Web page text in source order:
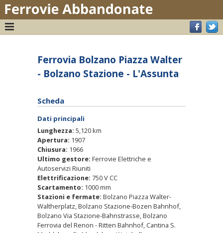
Ferrovia Bolzano Piazza Walter
- Bolzano Stazione - L'Assunta
Scheda
Dati principali
Lunghezza: 5,120 km
Apertura: 1907
Chiusura: 1966
Ultimo gestore: Ferrovie Elettriche e
Autoservizi Riuniti
Elettrificazione: 750 V CC
Scartamento: 1000 mm
Stazioni e fermate: Bolzano Piazza Walter-
Waltherplatz, Bolzano Stazione-Bozen Bahnhof,
Bolzano Via Stazione-Bahnstrasse, Bolzano
Ferrovia del Renon - Ritten Bahnhof, Cantina S.